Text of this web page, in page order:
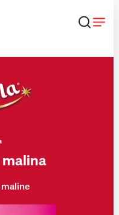
malina